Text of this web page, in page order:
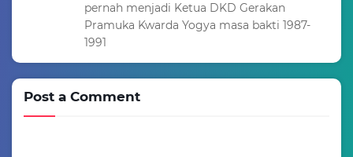
pernah menjadi Ketua DKD Gerakan
Pramuka Kwarda Yogya masa bakti 1987-
1991
Post a Comment